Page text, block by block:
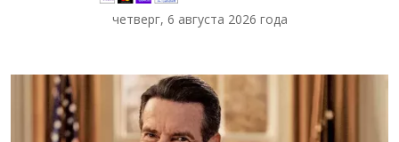
четверг, 6 августа 2026 года